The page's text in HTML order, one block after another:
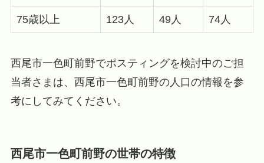
75歳以上 123人 49人 74人
西尾市一色町前野でポスティングを検討中のご担
当者さまは、西尾市一色町前野の人口の情報を参
考にしてみてください。
西尾市一色町前野の世帯の特徴